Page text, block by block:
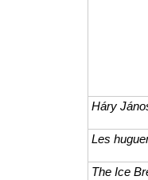
Háry
Les
The Ice